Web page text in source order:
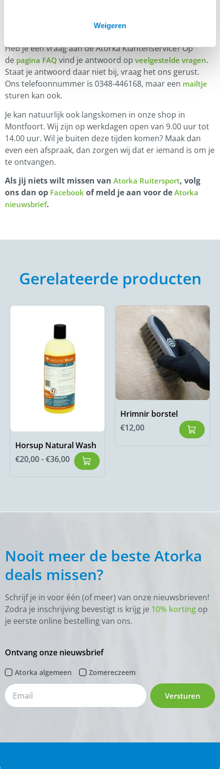
Weigeren
Heb je een vraag aan de Atorka Klantenservice? Op
de pagina FAQ vind je antwoord op veelgestelde vragen.
Staat je antwoord daar niet bij, vraag het ons gerust.
Ons telefoonnummer is 0348-446168, maar een mailtje
sturen kan ook.
Je kan natuurlijk ook langskomen in onze shop in
Montfoort. Wij zijn op werkdagen open van 9.00 uur tot
14.00 uur. Wil je buiten deze tijden komen? Maak dan
even een afspraak, dan zorgen wij dat er iemand is om je
te ontvangen.
Als jij niets wilt missen van Atorka Ruitersport, volg
ons dan op Facebook of meld je aan voor de Atorka
nieuwsbrief.
Gerelateerde producten
Horsup Natural Wash
€20,00-€36,00
Hrimnir borstel
€12,00
Nooit meer de beste Atorka
deals missen?
Schrijf je in voor één (of meer) van onze nieuwsbrieven!
Zodra je inschrijving bevestigt is krijg je 10% korting op
je eerste online bestelling van ons.
Ontvang onze nieuwsbrief
Atorka algemeen Zomereczeem
Versturen